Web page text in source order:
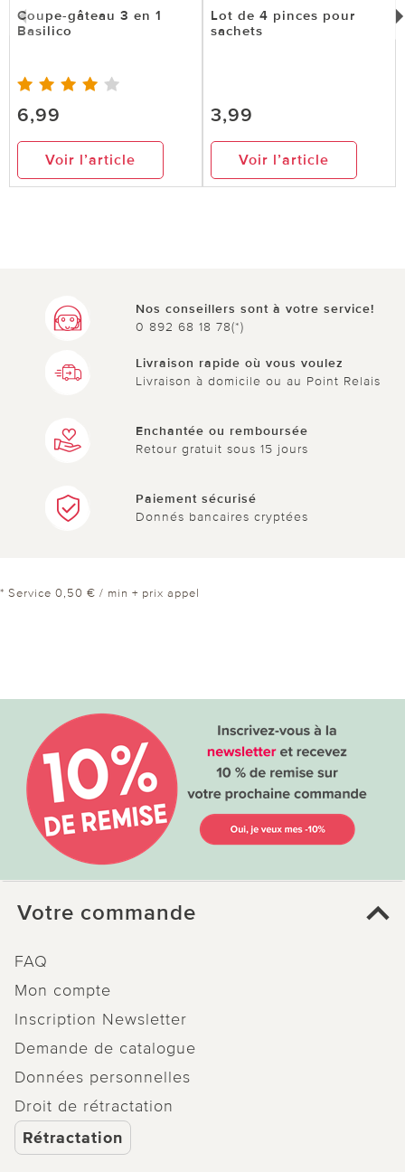
Coupe-gâteau 3 en 1
Basilico
6,99
Voir l’article
Lot de 4 pinces pour
sachets
3,99
Voir l’article
Nos conseillers sont à votre service!
0 892 68 18 78(*)
Livraison rapide où vous voulez
Livraison à domicile ou au Point Relais
Enchantée ou remboursée
Retour gratuit sous 15 jours
Paiement sécurisé
Donnés bancaires cryptées
* Service 0,50 € / min + prix appel
Votre commande
FAQ
Mon compte
Inscription Newsletter
Demande de catalogue
Données personnelles
Droit de rétractation
Rétractation